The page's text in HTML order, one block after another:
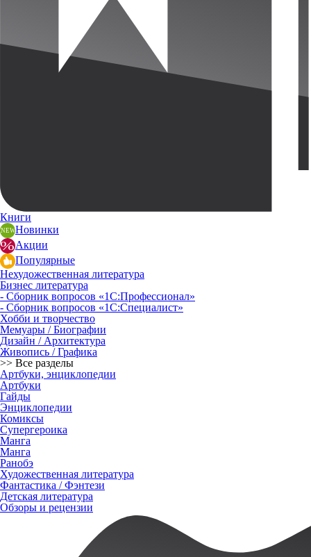
Книги
Новинки
Акции
Популярные
Нехудожественная литература
Бизнес литература
- Сборник вопросов «1С:Профессионал»
- Сборник вопросов «1С:Специалист»
Хобби и творчество
Мемуары / Биографии
Дизайн / Архитектура
Живопись / Графика
>> Все разделы
Артбуки, энциклопедии
Артбуки
Гайды
Энциклопедии
Комиксы
Супергероика
Манга
Манга
Ранобэ
Художественная литература
Фантастика / Фэнтези
Детская литература
Обзоры и рецензии